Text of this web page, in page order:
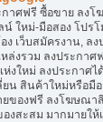
ศฟรี ซื้อขาย ลงโ
ใหม่-มือสอง โปร
อง เว็บสมัครงาน,
ล่งรวม ลงประกา
งใหม่ ลงประกาศ
น สินค้าใหม่หรือมื
ยของฟรี ลงโฆษณ
งสะสม มากมายให้